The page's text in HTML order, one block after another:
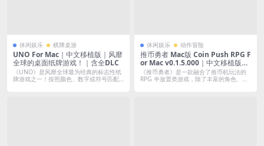
休闲娱乐 棋牌桌游
UNO For Mac｜中文移植版｜风靡
全球的桌面纸牌游戏！｜含全DLC
《UNO》是风靡全球最为经典的标志性纸
牌游戏之一！按照颜色、数字或符号匹配
休闲娱乐 动作冒险
推币勇者 Mac版 Coin Push RPG F
or Mac v0.1.5.000｜中文移植版｜
结合推币机玩法的RPG半放置游戏
｜全DLC
《推币勇者》是一款融合了推币机玩法的
RPG 半放置类游戏，除了丰富的角色、物